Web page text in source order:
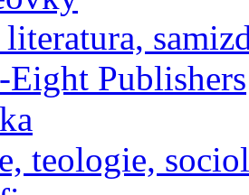
Publishers
teologie,